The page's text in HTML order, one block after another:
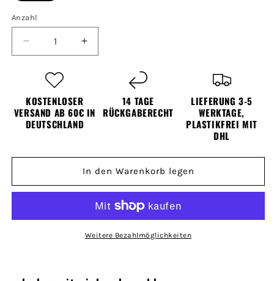
Anzahl
Verringere
die
Menge
Valhalla
Awaits
-
für
Nordmänner
Erhöhe
die
Awaits
für
echte
Nordmänner
&amp;
Wikinger-
KOSTENLOSER
VERSAND AB 60€ IN
DEUTSCHLAND
14 TAGE
RÜCKGABERECHT
LIEFERUNG 3-5
WERKTAGE,
PLASTIKFREI MIT
DHL
In den Warenkorb legen
Weitere Bezahlmöglichkeiten